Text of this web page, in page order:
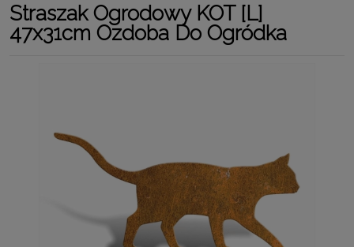
Straszak Ogrodowy KOT [L]
47x31cm Ozdoba Do Ogródka